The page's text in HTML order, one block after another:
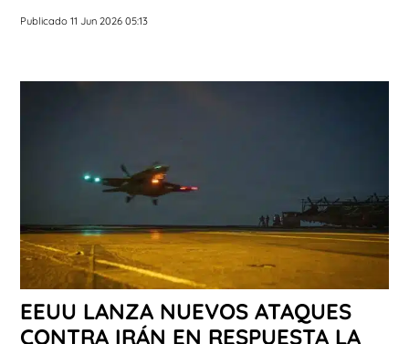
Publicado 11 Jun 2026 05:13
EEUU LANZA NUEVOS ATAQUES
CONTRA IRÁN EN RESPUESTA LA